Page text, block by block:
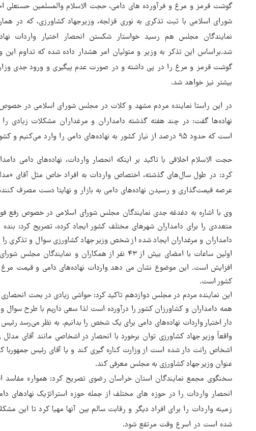
گوشت قرمز و مرغ و فرآورده های دامی، حجت الاسلام والمسلمین حسنعلی
شورای اسلامی با ثبت تذکری به نوری قزلجه، وزیرجهاد کشاورزی، که در
نمایندگان مجلس هم رسید خواستار شکستن انحصار اختیار واردات
شد.براساس این تذکر به وزیر و متولیان امر هشدار داده شده که تداوم
گوشت قرمز و مرغ را در پی داشته و در صورت عدم پیگیری و ورود جدی
بیشتر نیز خواهد شد.
در این راستا نماینده مردم مشهد و کلات در مجلس شورای اسلامی در
نهاده‌ها گفت: در چند هفته گذشته دامداران و مرغداران مشکلات زیادی را
است که حدود ۹۵ درصد از نیاز کشور به نهاده‌های دامی را وارد می‌کنیم و کشور فقط ظرفیت ۵ درصد تولید آن را دارد.
حجت الاسلام اخلاقی با تاکید بر اینکه انحصار واردات، نهاده‌های دامی
کرد: در طول سال‌های گذشته، اختصاص واردات به افراد خاص مثل آقای
عرصه قیمت‌گذاری و رسیدن نهاده‌های دامی به بازار و نهایتا دست مصرف
وی با اشاره به دغدغه جدی نمایندگان مجلس شورای اسلامی در خصوص رفع
متعددی را برای دامداران شهرهای مختلف کشور ایجاد کرده، تصریح کرد:
دامداران و مرغداران ایجاد شده از شخص وزیر جهاد کشاورزی سوال و تذکری را
اولین ساعات با امضای بیش از ۴۳ نفر از همکاران و
افزایش است. این موضوع نشان می دهد واردات نهاده‌های دامی و قیمت
کشور است.
این نماینده مردم در مجلس دوازدهم تاکید کرد: حواشی زیادی در بحث
همه دامداران و کشاورزان کشور را درآورده است لذا سعی داریم با طرح سوال و
دار اختیار واردات نهاده‌های دامی برای یک شخص را بدانیم. به نظر می‌رسد رئیس
واقعاً وزیر جهاد کشاورزی توان برخورد با انحصار در اشخاصی مانند آقای
اشخاص رانت دار شده است از وزارت کناره گیری کند و یا آقای رئیس جمهوربا
عنوان وزیر جهاد کشاورزی به مجلس معرفی کند.
سخنگوی مجمع نمایندگان استان خراسان رضوی تصریح کرد: همواره مفاسد
زمینه واردات را برای افراد دیگر و رقابت سالم بین آنها مهیا کرد تا این
شده است در اسرع وقت مرتفع شود.
درمانده کرد
جنگ‌طلبی است!